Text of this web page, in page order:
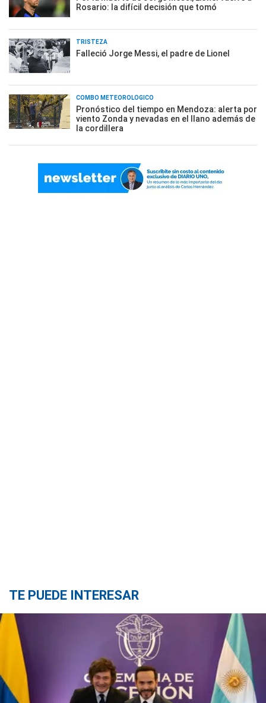
Rosario: la difícil decisión que tomó
TRISTEZA
Falleció Jorge Messi, el padre de Lionel
COMBO METEOROLÓGICO
Pronóstico del tiempo en Mendoza: alerta por
viento Zonda y nevadas en el llano además de
la cordillera
TE PUEDE INTERESAR